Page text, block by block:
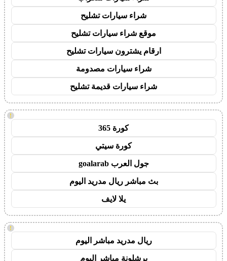
شراء سيارات تشليح
موقع شراء سيارات تشليح
ارقام يشترون سيارات تشليح
شراء سيارات مصدومة
شراء سيارات قديمة تشليح
!
كورة 365
كورة سيتي
جول العرب goalarab
بث مباشر ريال مدريد اليوم
يلا لايف
!
ريال مدريد مباشر اليوم
برشلونة مباشر اليوم